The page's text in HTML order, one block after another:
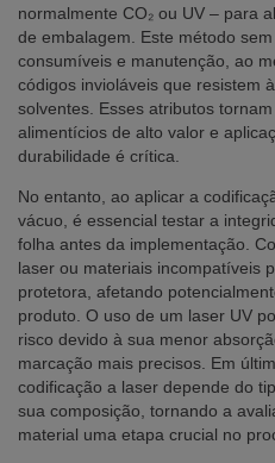
normalmente CO₂ ou UV – para
de embalagem. Este método
consumíveis e manutenção, ao
códigos invioláveis que resistem
solventes. Esses atributos
alimentícios de alto valor e
durabilidade é crítica.
No entanto, ao aplicar a
vácuo, é essencial testar a
folha antes da implementação.
laser ou materiais incompatíveis
protetora, afetando
produto. O uso de um laser UV
risco devido à sua menor
marcação mais precisos. Em
codificação a laser depende do
sua composição, tornando a
material uma etapa crucial no